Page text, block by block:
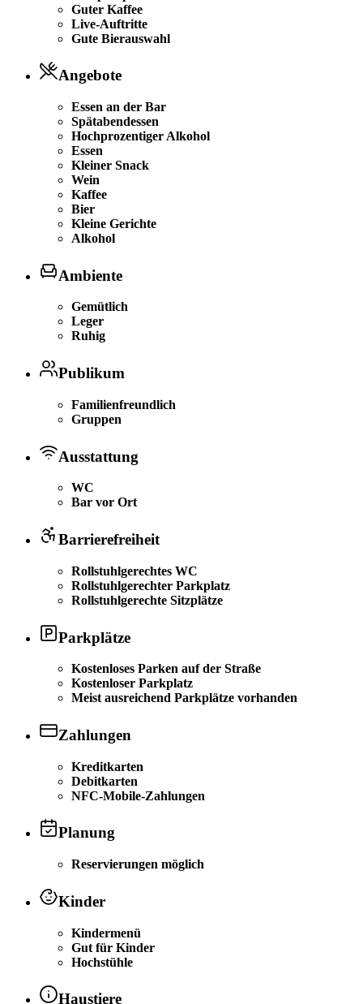
Guter Kaffee
Live-Auftritte
Gute Bierauswahl
Angebote
Essen an der Bar
Spätabendessen
Hochprozentiger Alkohol
Essen
Kleiner Snack
Wein
Kaffee
Bier
Kleine Gerichte
Alkohol
Ambiente
Gemütlich
Leger
Ruhig
Publikum
Familienfreundlich
Gruppen
Ausstattung
WC
Bar vor Ort
Barrierefreiheit
Rollstuhlgerechtes WC
Rollstuhlgerechter Parkplatz
Rollstuhlgerechte Sitzplätze
Parkplätze
Kostenloses Parken auf der Straße
Kostenloser Parkplatz
Meist ausreichend Parkplätze vorhanden
Zahlungen
Kreditkarten
Debitkarten
NFC-Mobile-Zahlungen
Planung
Reservierungen möglich
Kinder
Kindermenü
Gut für Kinder
Hochstühle
Haustiere